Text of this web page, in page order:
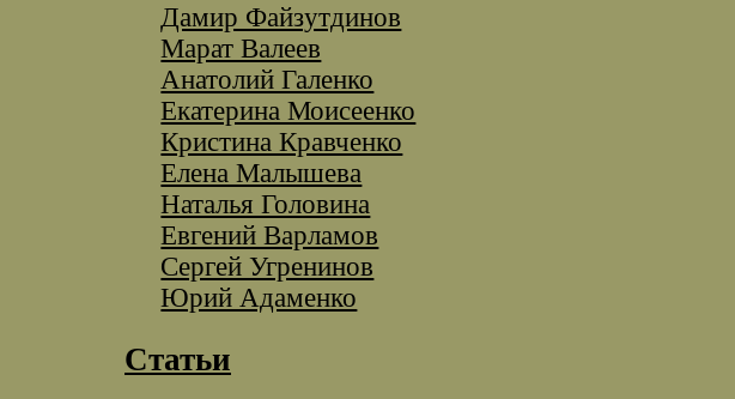
Дамир Файзутдинов
Марат Валеев
Анатолий Галенко
Екатерина Моисеенко
Кристина Кравченко
Елена Малышева
Наталья Головина
Евгений Варламов
Сергей Угренинов
Юрий Адаменко
Статьи